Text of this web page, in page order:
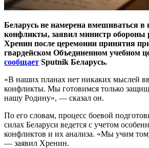
Беларусь не намерена вмешиваться в
конфликты, заявил министр обороны
Хренин после церемонии принятия
гвардейском Объединенном учебном
сообщает Sputnik Беларусь.
«В наших планах нет никаких мыслей
конфликты. Мы готовимся только
нашу Родину», — сказал он.
По его словам, процесс боевой
силах Беларуси ведется с учетом
конфликтов и их анализа. «Мы учим
— заявил Хренин.